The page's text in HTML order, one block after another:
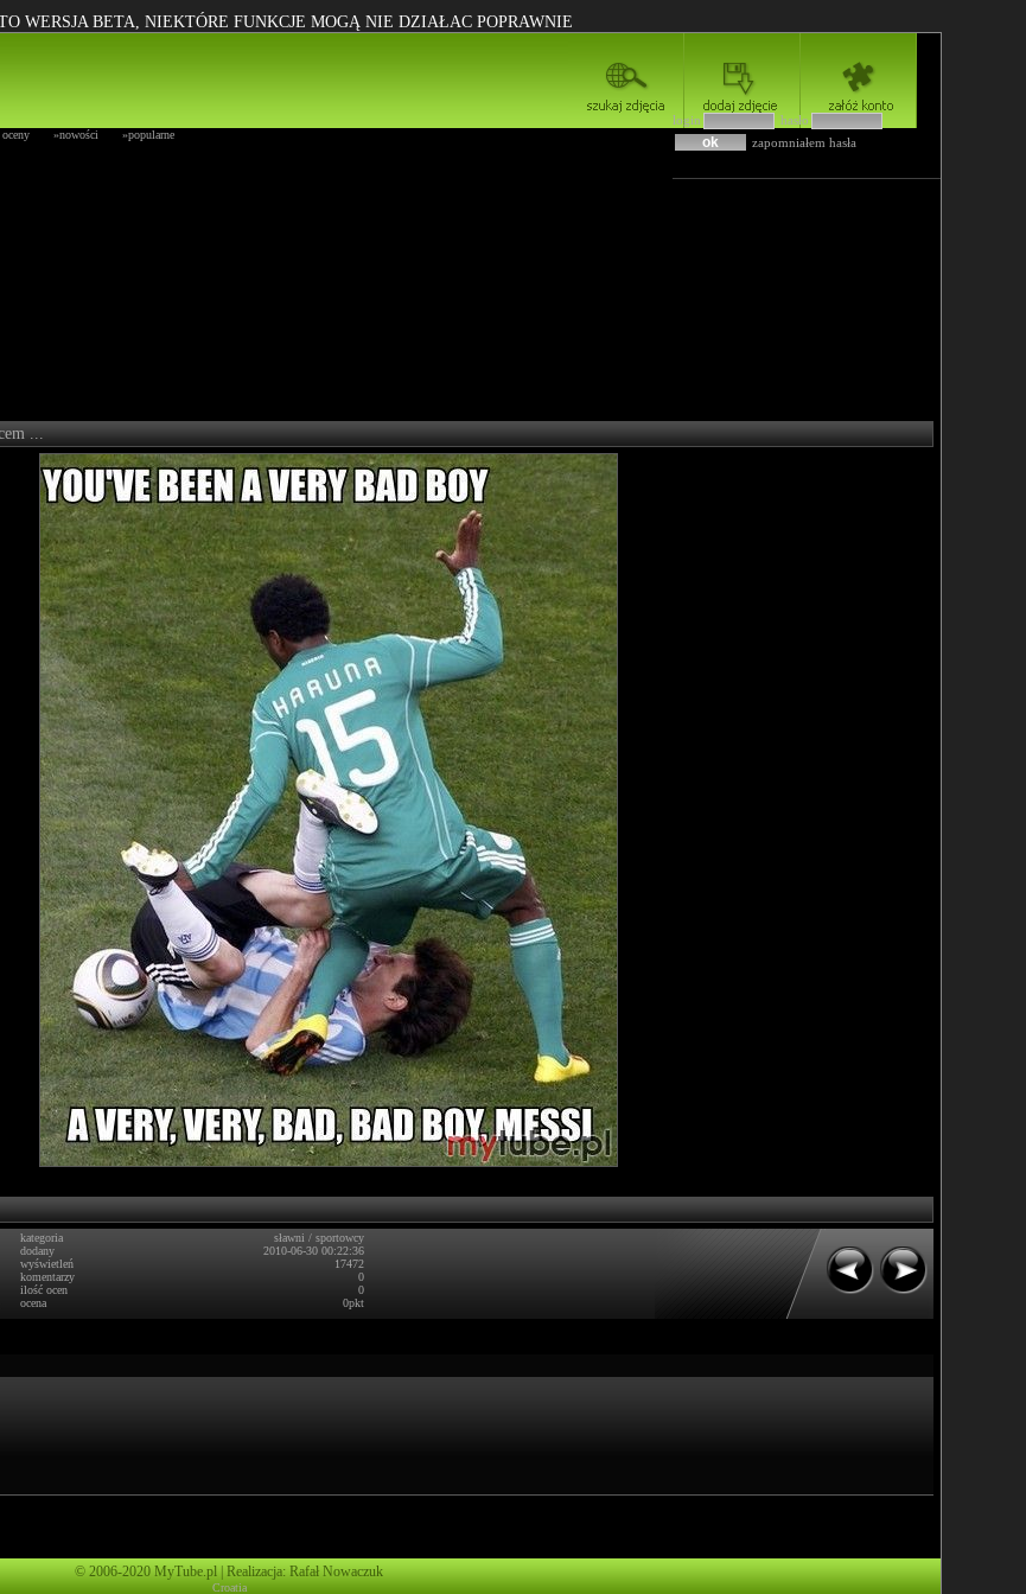
WERSJA BETA, NIEKTÓRE FUNKCJE MOGĄ NIE DZIAŁAC POPRAWNIE
»nowości »popularne
login
hasło
zapomniałem hasła
...
kategoria
dodany
wyświetleń
komentarzy
ilość ocen
ocena
sławni / sportowcy
2010-06-30 00:22:36
17472
0
0
0pkt
© 2006-2020 MyTube.pl | Realizacja: Rafał Nowaczuk
Croatia